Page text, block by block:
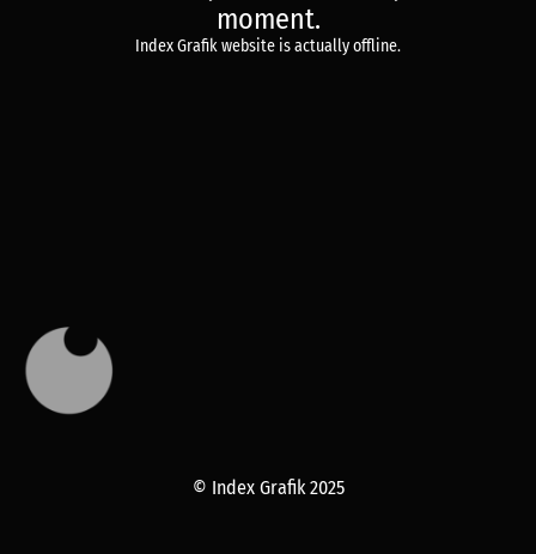
moment.
Index Grafik website is actually offline.
© Index Grafik 2025